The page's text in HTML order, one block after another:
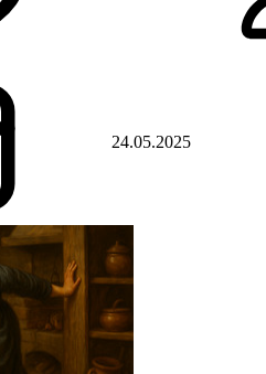
24.05.2025